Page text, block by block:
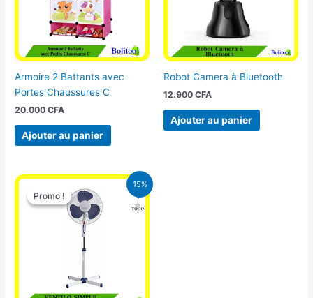
Armoire 2 Battants avec
Portes Chaussures C
20.000CFA
Ajouter au panier
Robot Camera à Bluetooth
12.900 CFA
Ajouter au panier
15%
Promo !
Promo !
Le
prix
initial
était :
10.000 CFA.
Le